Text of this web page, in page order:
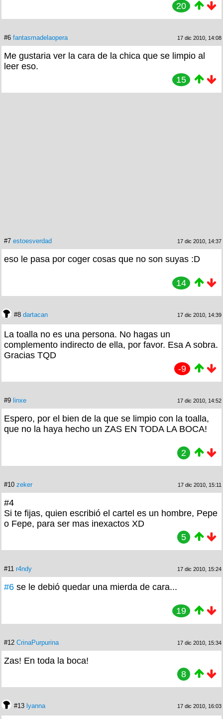
20
#6 fantasmadelaopera 17 dic 2010, 14:08
Me gustaria ver la cara de la chica que se limpio al
leer eso.
15
#7 estoesverdad 17 dic 2010, 14:37
eso le pasa por coger cosas que no son suyas :D
14
#8 dartacan 17 dic 2010, 14:39
La toalla no es una persona. No hagas un
complemento indirecto de ella, por favor. Esa A sobra.
Gracias TQD
-9
#9 linxe 17 dic 2010, 14:52
Espero, por el bien de la que se limpio con la toalla,
que no la haya hecho un ZAS EN TODA LA BOCA!
2
#10 zeker 17 dic 2010, 15:11
#4
Si te fijas, quien escribió el cartel es un hombre, Pepe
o Fepe, para ser mas inexactos XD
5
#11 r4ndy 17 dic 2010, 15:24
#6 se le debió quedar una mierda de cara...
19
#12 CrinaPurpurina 17 dic 2010, 15:34
Zas! En toda la boca!
8
#13 lyanna 17 dic 2010, 16:03